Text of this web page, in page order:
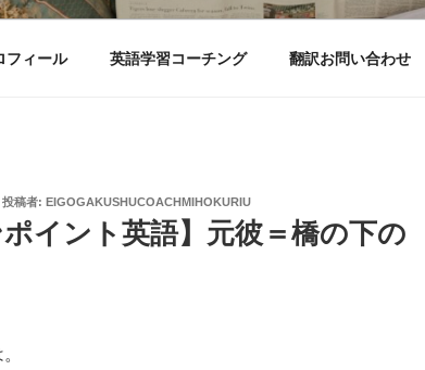
フィール 英語学習コーチング 翻訳お問い合わせ
投稿者: EIGOGAKUSHUCOACHMIHOKURIU
ポイント英語】元彼＝橋の下の